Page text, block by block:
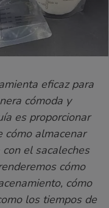
eficaz para
cómoda y
es proporcionar
cómo almacenar
el sacaleches
cómo
cómo
los tiempos de